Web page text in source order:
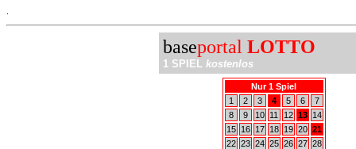
baseportal LOTTO
1 SPIEL kostenlos
Nur 1 Spiel
1
2 3 4 5 6
7
8
9 10 11 12 13
14
15
16 17 18 19 20 21
22 23 24 25 26 27 28